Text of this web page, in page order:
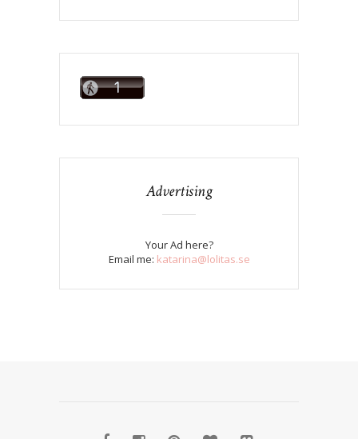
Advertising
Your Ad here?
Email me: katarina@lolitas.se